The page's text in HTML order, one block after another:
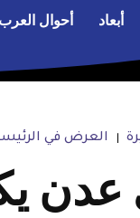
أبعاد أحوال
العرض في